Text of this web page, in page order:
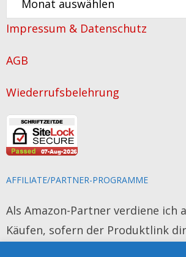
Artikel
über
Impressum & Datenschutz
AGB
Wiederrufsbelehrung
AFFILIATE/PARTNER-PROGRAMME
Als Amazon-Partner verdiene ich
Käufen, sofern der Produktlink